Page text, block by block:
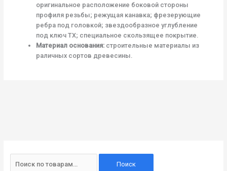
оригинальное расположение боковой стороны
профиля резьбы; режущая канавка; фрезерующие
ребра под головкой; звездообразное углубление
под ключ TX; специальное скользящее покрытие.
Материал основания:строительные материалы из
раличных сортов древесины.
Поиск